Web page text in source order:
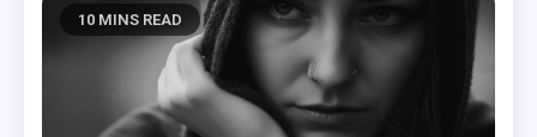
10 MINS READ